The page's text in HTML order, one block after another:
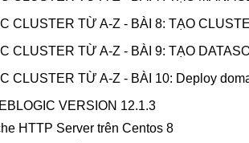
CLUSTER TỪ A-Z - BÀI 8: TẠO
CLUSTER TỪ A-Z - BÀI 9: TẠO
CLUSTER TỪ A-Z - BÀI 10: Deploy
VERSION 12.1.3
HTTP Server trên Centos 8